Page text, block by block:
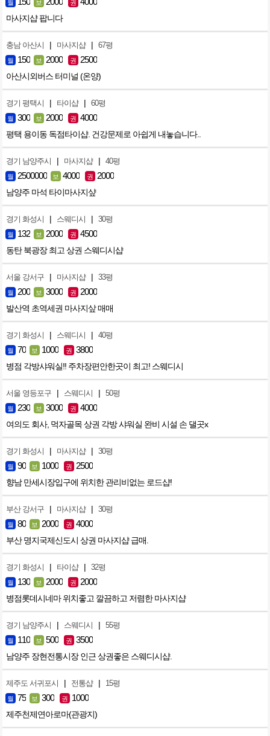
월 보 권
마사지샵 팝니다
충남 아산시 | 마사지샵 | 67평
월 150 보 2000 권 2500
아산시외버스 터미널 (온양)
경기 평택시 | 타이샵 | 60평
월 300 보 2000 권 4000
평택 용이동 독점타이샵. 건강문제로 아쉽게 내놓습니다..
경기 남양주시 | 마사지샵 | 40평
월 2500000 보 4000 권 2000
남양주 마석 타이마사지샾
경기 화성시 | 스웨디시 | 30평
월 132 보 2000 권 4500
동탄 북광장 최고 상권 스웨디시샵
서울 강서구 | 마사지샵 | 33평
월 200 보 3000 권 2000
발산역 초역세권 마사지샆 매매
경기 화성시 | 스웨디시 | 40평
월 70 보 1000 권 3800
병점 각방샤워실!! 주차장편안한곳이 최고! 스웨디시
서울 영등포구 | 스웨디시 | 50평
월 230 보 3000 권 4000
여의도 회사, 먹자골목 상권 각방 샤워실 완비 시설 손 댈곳x
경기 화성시 | 마사지샵 | 30평
월 90 보 1000 권 2500
향남 만세시장입구에 위치한 관리비없는 로드샵!
부산 강서구 | 마사지샵 | 30평
월 80 보 2000 권 4000
부산 명지국제신도시 상권 마사지샵 급매.
경기 화성시 | 타이샵 | 32평
월 130 보 2000 권 2000
병점롯데시네마 위치좋고 깔끔하고 저렴한 마사지샵
경기 남양주시 | 스웨디시 | 55평
월 110 보 500 권 3500
남양주 장현전통시장 인근 상권좋은 스웨디시샵.
제주도 서귀포시 | 전통샵 | 15평
월 75 보 300 권 1000
제주천제연아로마(관광지)